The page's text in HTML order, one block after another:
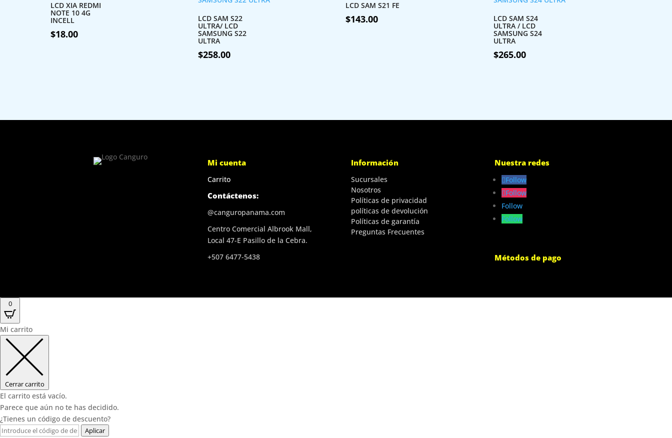
LCD XIA REDMI
NOTE 10 4G
INCELL
$18.00
LCD SAM S22
ULTRA/ LCD
SAMSUNG S22
ULTRA
$258.00
LCD SAM S21 FE
$143.00 LCD SAM S24
ULTRA / LCD
SAMSUNG S24
ULTRA
$265.00
Mi cuenta
Carrito
Contáctenos:
@canguropanama.com
Centro Comercial Albrook Mall,
Local 47-E Pasillo de la Cebra.
+507 6477-5438
Información
Sucursales
Nosotros
Políticas de privacidad
políticas de devolución
Políticas de garantía
Preguntas Frecuentes
Nuestra redes
Follow
Follow
Follow
Follow
Métodos de pago
0
Mi carrito
Cerrar carrito
El carrito está vacío.
Parece que aún no te has decidido.
¿Tienes un código de descuento?
Aplicar